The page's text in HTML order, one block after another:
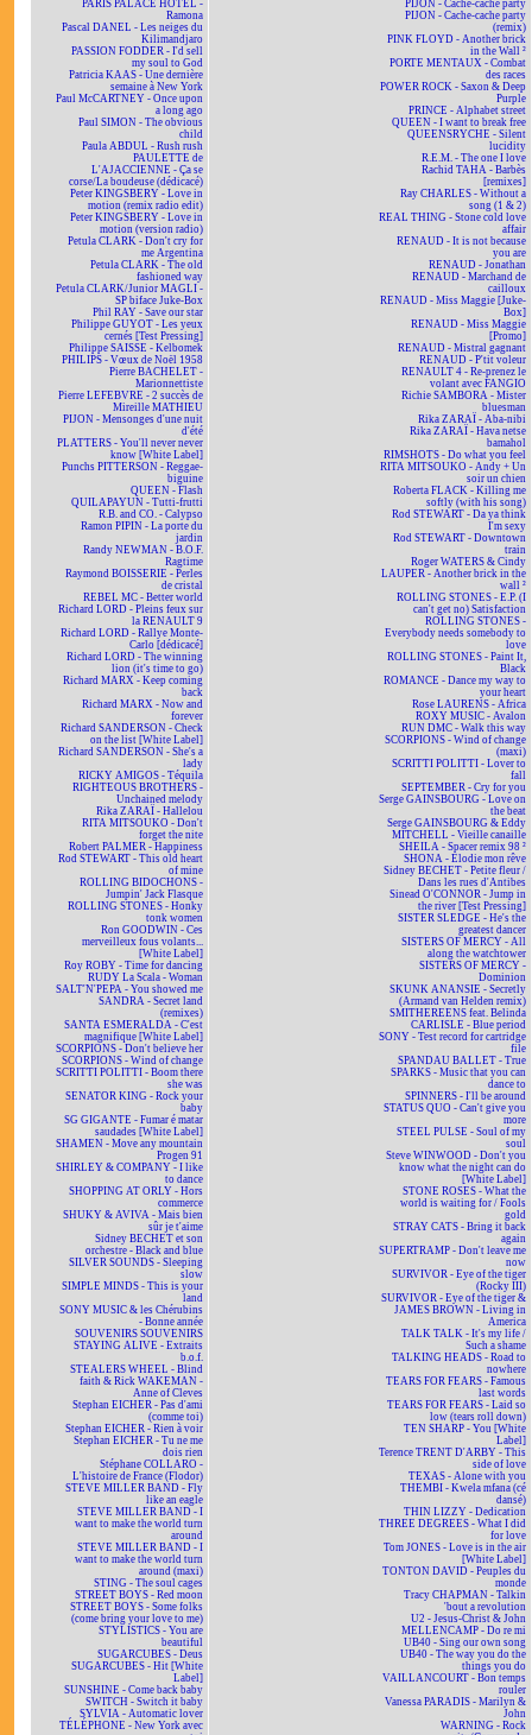
PARIS PALACE HOTEL -
Ramona
Pascal DANEL - Les neiges du
Kilimandjaro
PASSION FODDER - I'd sell
my soul to God
Patricia KAAS - Une dernière
semaine à New York
Paul McCARTNEY - Once upon
a long ago
Paul SIMON - The obvious
child
Paula ABDUL - Rush rush
PAULETTE de
L'AJACCIENNE - Ça se
corse/La boudeuse (dédicacé)
Peter KINGSBERY - Love in
motion (remix radio edit)
Peter KINGSBERY - Love in
motion (version radio)
Petula CLARK - Don't cry for
me Argentina
Petula CLARK - The old
fashioned way
Petula CLARK/Junior MAGLI -
SP biface Juke-Box
Phil RAY - Save our star
Philippe GUYOT - Les yeux
cernés [Test Pressing]
Philippe SAISSE - Kelbomek
PHILIPS - Vœux de Noël 1958
Pierre BACHELET -
Marionnettiste
Pierre LEFEBVRE - 2 succès de
Mireille MATHIEU
PIJON - Mensonges d'une nuit
d'été
PLATTERS - You'll never never
know [White Label]
Punchs PITTERSON - Reggae-
biguine
QUEEN - Flash
QUILAPAYUN - Tutti-frutti
R.B. and CO. - Calypso
Ramon PIPIN - La porte du
jardin
Randy NEWMAN - B.O.F.
Ragtime
Raymond BOISSERIE - Perles
de cristal
REBEL MC - Better world
Richard LORD - Pleins feux sur
la RENAULT 9
Richard LORD - Rallye Monte-
Carlo [dédicacé]
Richard LORD - The winning
lion (it's time to go)
Richard MARX - Keep coming
back
Richard MARX - Now and
forever
Richard SANDERSON - Check
on the list [White Label]
Richard SANDERSON - She's a
lady
RICKY AMIGOS - Téquila
RIGHTEOUS BROTHERS -
Unchained melody
Rika ZARAÏ - Hallelou
RITA MITSOUKO - Don't
forget the nite
Robert PALMER - Happiness
Rod STEWART - This old heart
of mine
ROLLING BIDOCHONS -
Jumpin' Jack Flasque
ROLLING STONES - Honky
tonk women
Ron GOODWIN - Ces
merveilleux fous volants...
[White Label]
Roy ROBY - Time for dancing
RUDY La Scala - Woman
SALT'N'PEPA - You showed me
SANDRA - Secret land
(remixes)
SANTA ESMERALDA - C'est
magnifique [White Label]
SCORPIONS - Don't believe her
SCORPIONS - Wind of change
SCRITTI POLITTI - Boom there
she was
SENATOR KING - Rock your
baby
SG GIGANTE - Fumar é matar
saudades [White Label]
SHAMEN - Move any mountain
Progen 91
SHIRLEY & COMPANY - I like
to dance
SHOPPING AT ORLY - Hors
commerce
SHUKY & AVIVA - Mais bien
sûr je t'aime
Sidney BECHET et son
orchestre - Black and blue
SILVER SOUNDS - Sleeping
slow
SIMPLE MINDS - This is your
land
SONY MUSIC & les Chérubins
- Bonne année
SOUVENIRS SOUVENIRS
STAYING ALIVE - Extraits
b.o.f.
STEALERS WHEEL - Blind
faith & Rick WAKEMAN -
Anne of Cleves
Stephan EICHER - Pas d'ami
(comme toi)
Stephan EICHER - Rien à voir
Stephan EICHER - Tu ne me
dois rien
Stéphane COLLARO -
L'histoire de France (Flodor)
STEVE MILLER BAND - Fly
like an eagle
STEVE MILLER BAND - I
want to make the world turn
around
STEVE MILLER BAND - I
want to make the world turn
around (maxi)
STING - The soul cages
STREET BOYS - Red moon
STREET BOYS - Some folks
(come bring your love to me)
STYLISTICS - You are
beautiful
SUGARCUBES - Deus
SUGARCUBES - Hit [White
Label]
SUNSHINE - Come back baby
SWITCH - Switch it baby
SYLVIA - Automatic lover
TÉLÉPHONE - New York avec
PIJON - Cache-cache party
PIJON - Cache-cache party
(remix)
PINK FLOYD - Another brick
in the Wall ²
PORTE MENTAUX - Combat
des races
POWER ROCK - Saxon & Deep
Purple
PRINCE - Alphabet street
QUEEN - I want to break free
QUEENSRYCHE - Silent
lucidity
R.E.M. - The one I love
Rachid TAHA - Barbès
[remixes]
Ray CHARLES - Without a
song (1 & 2)
REAL THING - Stone cold love
affair
RENAUD - It is not because
you are
RENAUD - Jonathan
RENAUD - Marchand de
cailloux
RENAUD - Miss Maggie [Juke-
Box]
RENAUD - Miss Maggie
[Promo]
RENAUD - Mistral gagnant
RENAUD - P'tit voleur
RENAULT 4 - Re-prenez le
volant avec FANGIO
Richie SAMBORA - Mister
bluesman
Rika ZARAÏ - Aba-nibi
Rika ZARAÏ - Hava netse
bamahol
RIMSHOTS - Do what you feel
RITA MITSOUKO - Andy + Un
soir un chien
Roberta FLACK - Killing me
softly (with his song)
Rod STEWART - Da ya think
I'm sexy
Rod STEWART - Downtown
train
Roger WATERS & Cindy
LAUPER - Another brick in the
wall ²
ROLLING STONES - E.P. (I
can't get no) Satisfaction
ROLLING STONES -
Everybody needs somebody to
love
ROLLING STONES - Paint It,
Black
ROMANCE - Dance my way to
your heart
Rose LAURENS - Africa
ROXY MUSIC - Avalon
RUN DMC - Walk this way
SCORPIONS - Wind of change
(maxi)
SCRITTI POLITTI - Lover to
fall
SEPTEMBER - Cry for you
Serge GAINSBOURG - Love on
the beat
Serge GAINSBOURG & Eddy
MITCHELL - Vieille canaille
SHEILA - Spacer remix 98 ²
SHONA - Elodie mon rêve
Sidney BECHET - Petite fleur /
Dans les rues d'Antibes
Sinead O'CONNOR - Jump in
the river [Test Pressing]
SISTER SLEDGE - He's the
greatest dancer
SISTERS OF MERCY - All
along the watchtower
SISTERS OF MERCY -
Dominion
SKUNK ANANSIE - Secretly
(Armand van Helden remix)
SMITHEREENS feat. Belinda
CARLISLE - Blue period
SONY - Test record for cartridge
file
SPANDAU BALLET - True
SPARKS - Music that you can
dance to
SPINNERS - I'll be around
STATUS QUO - Can't give you
more
STEEL PULSE - Soul of my
soul
Steve WINWOOD - Don't you
know what the night can do
[White Label]
STONE ROSES - What the
world is waiting for / Fools
gold
STRAY CATS - Bring it back
again
SUPERTRAMP - Don't leave me
now
SURVIVOR - Eye of the tiger
(Rocky III)
SURVIVOR - Eye of the tiger &
JAMES BROWN - Living in
America
TALK TALK - It's my life /
Such a shame
TALKING HEADS - Road to
nowhere
TEARS FOR FEARS - Famous
last words
TEARS FOR FEARS - Laid so
low (tears roll down)
TEN SHARP - You [White
Label]
Terence TRENT D'ARBY - This
side of love
TEXAS - Alone with you
THEMBI - Kwela mfana (cé
dansé)
THIN LIZZY - Dedication
THREE DEGREES - What I did
for love
Tom JONES - Love is in the air
[White Label]
TONTON DAVID - Peuples du
monde
Tracy CHAPMAN - Talkin
'bout a revolution
U2 - Jesus-Christ & John
MELLENCAMP - Do re mi
UB40 - Sing our own song
UB40 - The way you do the
things you do
VAILLANCOURT - Bon temps
rouler
Vanessa PARADIS - Marilyn &
John
WARNING - Rock